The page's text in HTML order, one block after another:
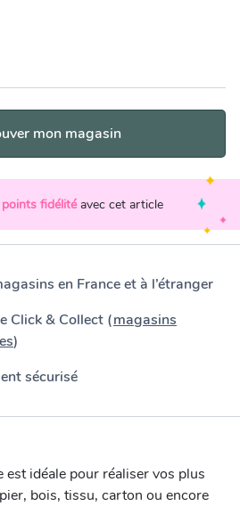
mon magasin
points fidélité avec cet article
en France et à l’étranger
Click & Collect (magasins
)
sécurisé
est idéale pour réaliser vos plus
bois, tissu, carton ou encore